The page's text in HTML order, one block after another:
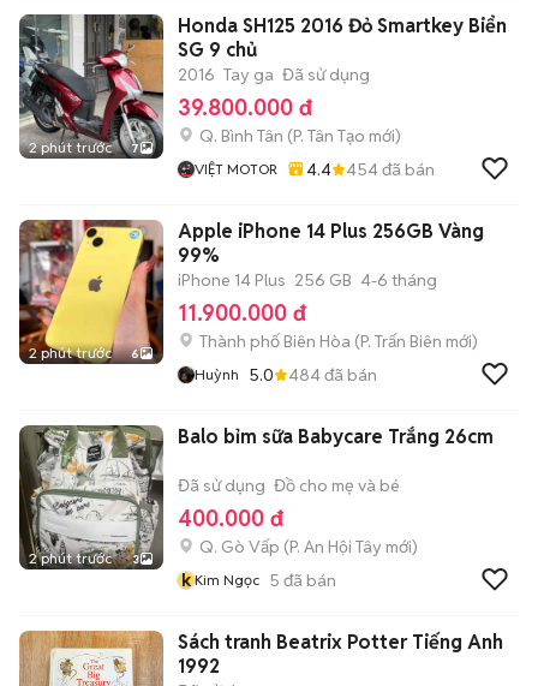
2 phút trước 7
Honda SH125 2016 Đỏ Smartkey Biển
SG 9 chủ
2016 Tay ga Đã sử dụng
39.800.000 đ
Q. Bình Tân (P. Tân Tạo mới)
VIỆT MOTOR 4.4 454đã bán
2 phút trước 6
Apple iPhone 14 Plus 256GB Vàng
99%
iPhone 14 Plus 256 GB 4-6 tháng
11.900.000 đ
Thành phố Biên Hòa (P. Trấn Biên mới)
Huỳnh 5.0 484đã bán
2 phút trước 3
Balo bỉm sữa Babycare Trắng 26cm
Đã sử dụng Đồ cho mẹ và bé
400.000 đ
Q. Gò Vấp (P. An Hội Tây mới)
k Kim Ngọc 5 đã bán
Sách tranh Beatrix Potter Tiếng Anh
1992